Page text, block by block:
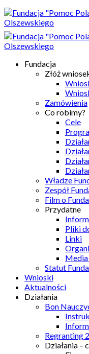
Fundacja
Złóż
Zamówienia
Co robimy?
Cele
Władze
Zespół
Film o
Przydatne
Pliki
Linki
Media
Statut
Wnioski
Aktualności
Działania
Bon
Regranting
Działania –